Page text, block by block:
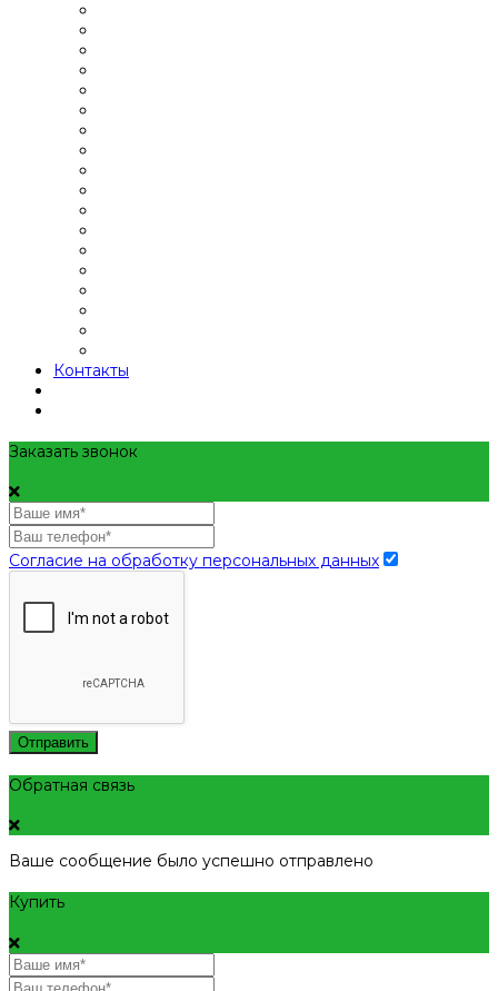
Контакты
Заказать звонок
Согласие на обработку персональных данных
Отправить
Обратная связь
Ваше сообщение было успешно отправлено
Купить